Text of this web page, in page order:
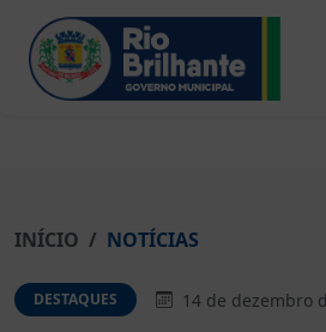
INÍCIO NOTÍCIAS
DESTAQUES 14 de dezembro